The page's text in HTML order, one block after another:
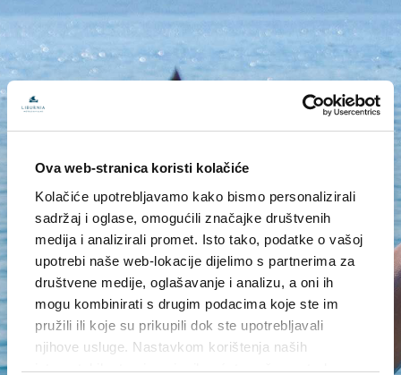
Ova web-stranica koristi kolačiće
Kolačiće upotrebljavamo kako bismo personalizirali
sadržaj i oglase, omogućili značajke društvenih
medija i analizirali promet. Isto tako, podatke o vašoj
upotrebi naše web-lokacije dijelimo s partnerima za
društvene medije, oglašavanje i analizu, a oni ih
mogu kombinirati s drugim podacima koje ste im
pružili ili koje su prikupili dok ste upotrebljavali
njihove usluge. Nastavkom korištenja naših
internetskih stranica vi prihvaćate našu upotrebu